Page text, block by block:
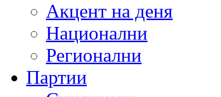
Акцент на деня
Национални
Регионални
Партии